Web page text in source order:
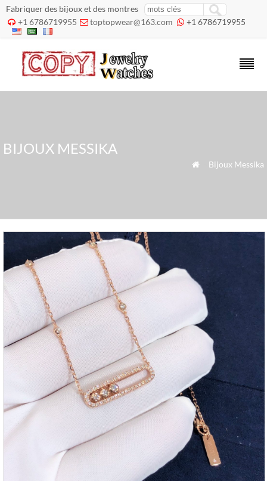
Fabriquer des bijoux et des montres
 +1 6786719955  toptopwear@163.com  +1 6786719955
BIJOUX MESSIKA
 Bijoux Messika